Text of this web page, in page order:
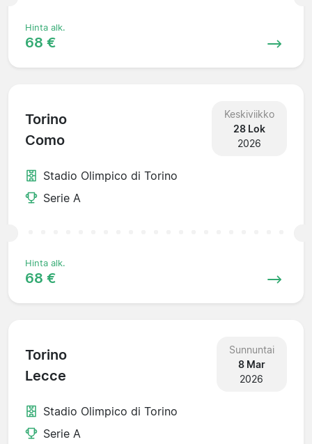
Hinta alk.
68 €
Torino
Como
Keskiviikko
28 Lok
2026
Stadio Olimpico di Torino
Serie A
Hinta alk.
68 €
Torino
Lecce
Sunnuntai
8 Mar
2026
Stadio Olimpico di Torino
Serie A